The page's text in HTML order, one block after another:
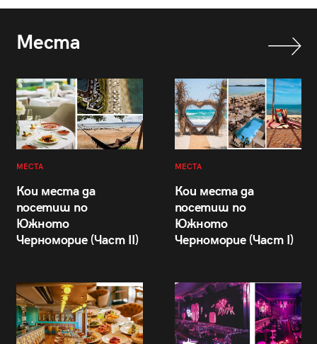
Места
МЕСТА
Кои места да
посетиш по
Южното
Черноморие (Част II)
МЕСТА
Кои места да
посетиш по
Южното
Черноморие (Част I)